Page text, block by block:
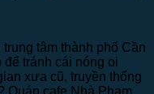
tâm thành phố Cần
tránh cái nóng oi
xưa cũ, truyền thống
Quán cafe Nhà Phạm